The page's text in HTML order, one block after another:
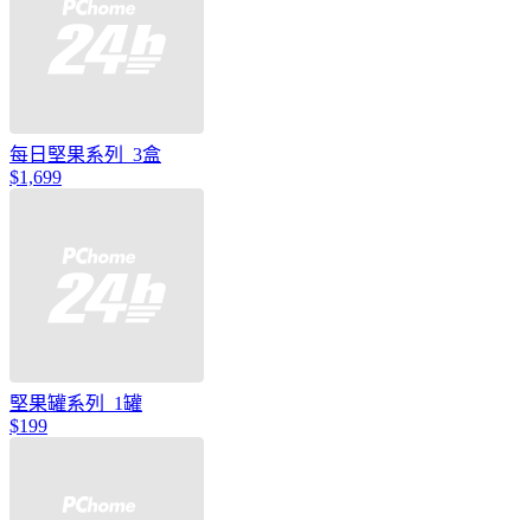
每日堅果系列_3盒
$1,699
堅果罐系列_1罐
$199